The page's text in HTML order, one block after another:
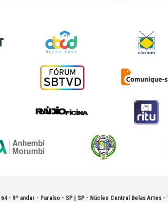
64 - 9º andar - Paraíso - SP | SP - Núcleo Central Belas Artes -